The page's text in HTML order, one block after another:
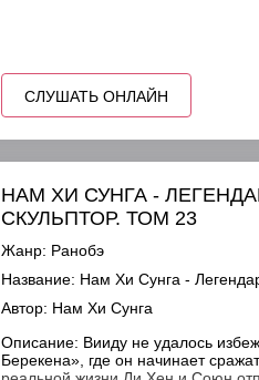
СЛУШАТЬ ОНЛАЙН
НАМ ХИ СУНГА -
СКУЛЬПТОР. ТОМ 23
Жанр: Ранобэ
Название: Нам Хи Сунга -
Автор: Нам Хи Сунга
Описание: Вииду не удалось
Берекена», где он начинает